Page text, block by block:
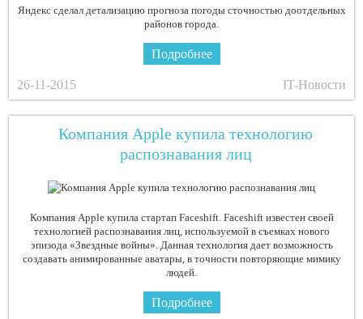
Яндекс сделал детализацию прогноза погоды сточностью доотдельных
районов города.
Подробнее
26-11-2015 IT-Новости
Компания Apple купила технологию
распознавания лиц
Компания Apple купила стартап Faceshift. Faceshift известен своей
технологией распознавания лиц, используемой в съемках нового
эпизода «Звездные войны». Данная технология дает возможность
создавать анимированные аватары, в точности повторяющие мимику
людей.
Подробнее